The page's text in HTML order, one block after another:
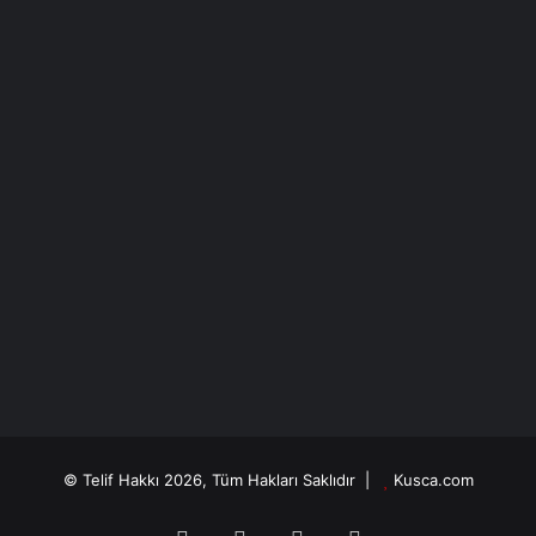
Yazarımız
© Telif Hakkı 2026, Tüm Hakları Saklıdır | Kusca.com